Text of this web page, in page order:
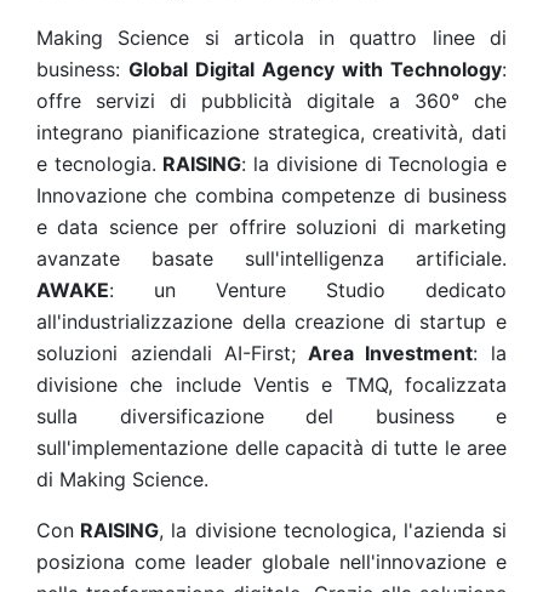
Making Science si articola in quattro linee di
business: Global Digital Agency with Technology:
offre servizi di pubblicità digitale a 360° che
integrano pianificazione strategica, creatività, dati
e tecnologia. RAISING: la divisione di Tecnologia e
Innovazione che combina competenze di business
e data science per offrire soluzioni di marketing
avanzate basate sull'intelligenza artificiale.
AWAKE: un Venture Studio dedicato
all'industrializzazione della creazione di startup e
soluzioni aziendali AI-First; Area Investment: la
divisione che include Ventis e TMQ, focalizzata
sulla diversificazione del business e
sull'implementazione delle capacità di tutte le aree
di Making Science.
Con RAISING, la divisione tecnologica, l'azienda si
posiziona come leader globale nell'innovazione e